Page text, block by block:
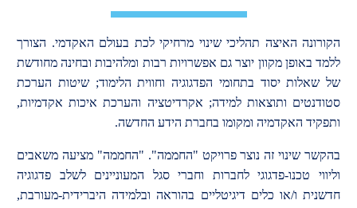
הקורונה האיצה תהליכי שינוי מרחיקי לכת בעולם האקדמי. הצורך
ללמד באופן מקוון יוצר גם אפשרויות רבות ומלהיבות ובחינה מחודשת
של שאלות יסוד בתחומי הפדגוגיה וחווית הלימוד; שיטות הערכת
סטודנטים ותוצאות למידה; אקרדיטציה והערכת איכות אקדמיות,
ותפקיד האקדמיה ומקומו בחברת הידע החדשה.
בהקשר שינוי זה נוצר פרויקט "החממה". "החממה" מציעה משאבים
וליווי טכנו-פדגוגי לחברות וחברי סגל המעוניינים לשלב פדגוגיה
חדשנית ו/או כלים דיגיטליים בהוראה ובלמידה היברידית-מעורבת,